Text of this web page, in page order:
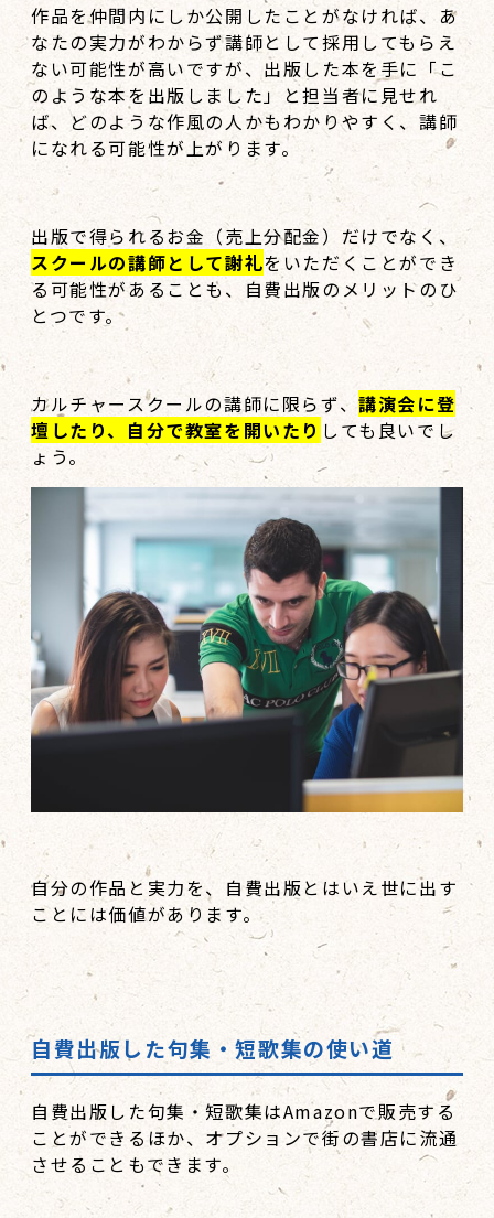
作品を仲間内にしか公開したことがなければ、あ
なたの実力がわからず講師として採用してもらえ
ない可能性が高いですが、出版した本を手に「こ
のような本を出版しました」と担当者に見せれ
ば、どのような作風の人かもわかりやすく、講師
になれる可能性が上がります。
出版で得られるお金（売上分配金）だけでなく、
スクールの講師として謝礼をいただくことができ
る可能性があることも、自費出版のメリットのひ
とつです。
カルチャースクールの講師に限らず、講演会に登
壇したり、自分で教室を開いたり しても良いでし
ょう。
自分の作品と実力を、自費出版とはいえ世に出す
ことには価値があります。
自費出版した句集・短歌集の使い道
自費出版した句集・短歌集はAmazonで販売する
ことができるほか、オプションで街の書店に流通
させることもできます。